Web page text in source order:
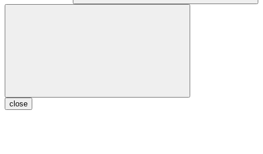
close